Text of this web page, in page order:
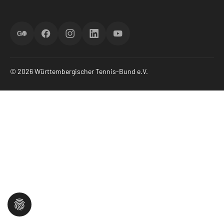
ScoreGOFacebookInstagramLinkedInYouTube
© 2026 Württembergischer Tennis-Bund e.V.